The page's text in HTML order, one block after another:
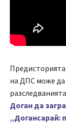
Предисторията
на ДПС може да
Доган да
„Догансарай: